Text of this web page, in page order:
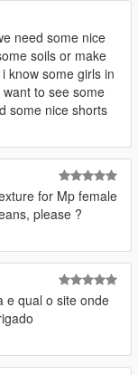
need some nice
soils or make
know some girls in
to see some
some nice shorts
for Mp female
please ?
e qual o site onde